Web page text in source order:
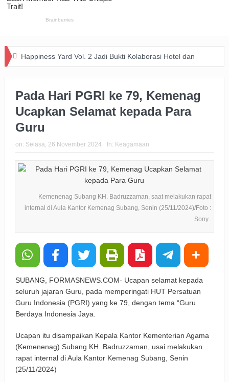
Happiness Yard Vol. 2 Jadi Bukti Kolaborasi Hotel dan
Zakat Digital BRImo Wujudkan Kepedulian, BAZNAS Jabar
Pastikan Bantuan Daging Menjangkau Pelosok Purwakarta
Pemkot Usut Kasus Penebangan Pohon Jalan Riau,
Big Bad Wolf Hadirkan Ruang Literasi bagi Warga Bandung
BRI Gandeng Taspen Tingkatkan Perlindungan dan Literasi
Keuangan Pensiunan di Cirebon
Wali Kota Dorong Wisata Berbasis Alam dan Pemberdayaan
Funtastic 8 Basketball Cup 2026 Jadi Ajang Silaturahmi
Alumni dan Penggerak Sport Tourism
Bandung
BRI Peduli Serahkan Ambulans untuk Wingdik 300/Teknik,
Pada Hari PGRI ke 79, Kemenag
Ucapkan Selamat kepada Para
Guru
on: Selasa, 26 November 2024 In: Keagamaan
Kemenenag Subang KH. Badruzzaman, saat melakukan rapat
internal di Aula Kantor Kemenag Subang, Senin (25/11/2024)/Foto :
Sony..
SUBANG, FORMASNEWS.COM- Ucapan selamat kepada
seluruh jajaran Guru, pada memperingati HUT Persatuan
Guru Indonesia (PGRI) yang ke 79, dengan tema “Guru
Berdaya Indonesia Jaya.
Ucapan itu disampaikan Kepala Kantor Kementerian Agama
(Kemenenag) Subang KH. Badruzzaman, usai melakukan
rapat internal di Aula Kantor Kemenag Subang, Senin
(25/11/2024)